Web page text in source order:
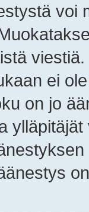
voi
ei
on jo